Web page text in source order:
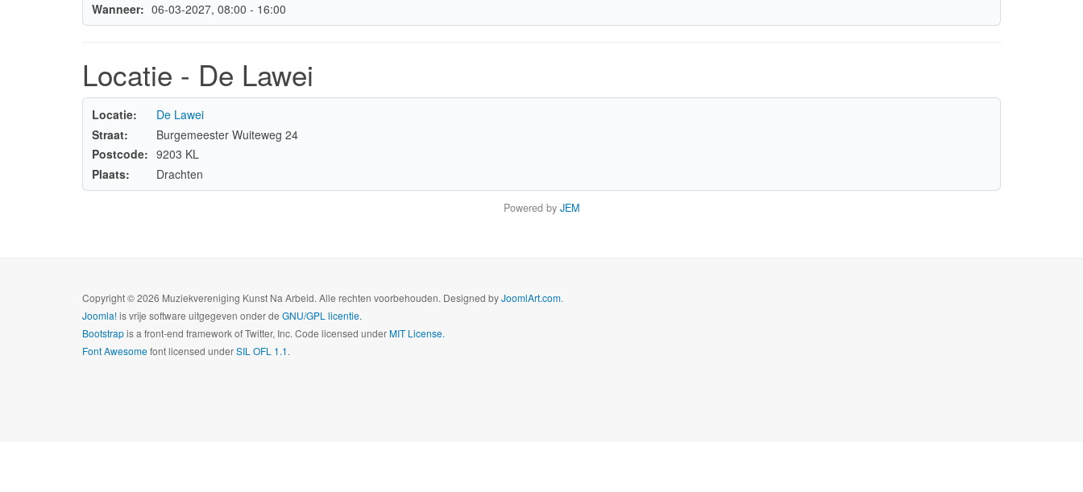
Wanneer: 06-03-2027, 08:00 - 16:00
Locatie - De Lawei
Locatie:
De Lawei
Straat:
Burgemeester Wuiteweg 24
Postcode: 9203 KL
Plaats:
Drachten
Powered by JEM
Copyright © 2026 Muziekvereniging Kunst Na Arbeid. Alle rechten voorbehouden. Designed byJoomlArt.com.
Joomla!is vrije software uitgegeven onder de GNU/GPL licentie.
Bootstrapis a front-end framework of Twitter, Inc. Code licensed underMIT License.
Font Awesomefont licensed underSIL OFL 1.1.